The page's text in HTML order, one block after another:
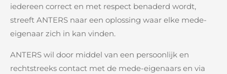
iedereen correct en met respect benaderd wordt,
streeft ANTERS naar een oplossing waar elke mede-
eigenaar zich in kan vinden.
ANTERS wil door middel van een persoonlijk en
rechtstreeks contact met de mede-eigenaars en via